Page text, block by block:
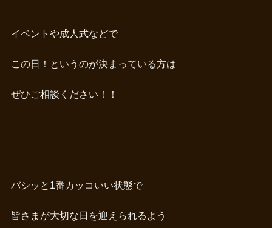
イベントや成人式などで
この日！というのが決まっている方は
ぜひご相談ください！！
バシッと1番カッコいい状態で
皆さまが大切な日を迎えられるよう